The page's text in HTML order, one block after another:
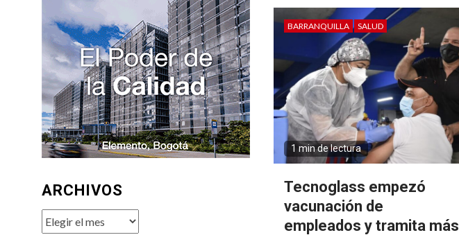
BARRANQUILLA SALUD
1 min de lectura
Tecnoglass empezó
vacunación de
empleados y tramita más
ARCHIVOS
Archivos